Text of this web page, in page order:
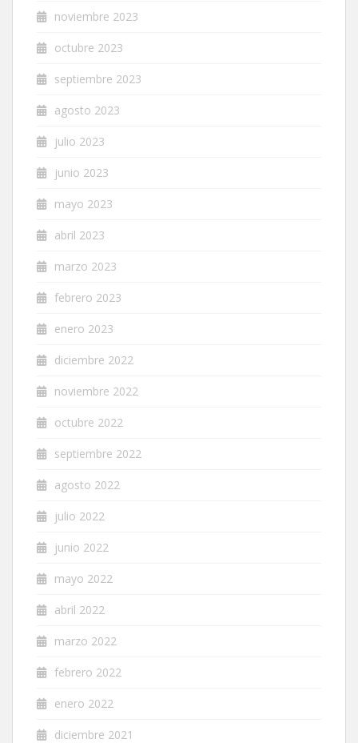
noviembre 2023
octubre 2023
septiembre 2023
agosto 2023
julio 2023
junio 2023
mayo 2023
abril 2023
marzo 2023
febrero 2023
enero 2023
diciembre 2022
noviembre 2022
octubre 2022
septiembre 2022
agosto 2022
julio 2022
junio 2022
mayo 2022
abril 2022
marzo 2022
febrero 2022
enero 2022
diciembre 2021